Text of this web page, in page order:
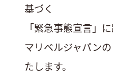
基づく
「緊急事態宣言」
マリベルジャパン
たします。